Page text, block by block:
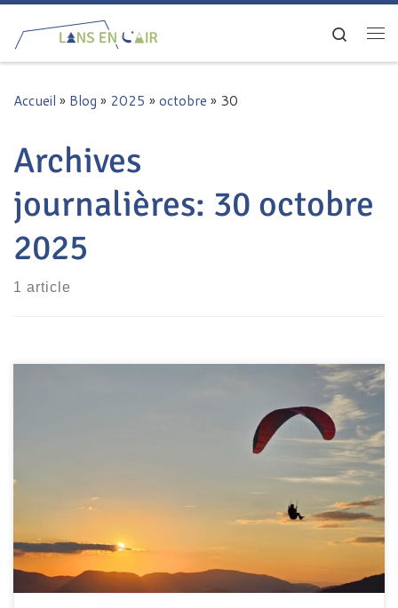
Passer au contenu Search
Accueil » Blog » 2025 »octobre » 30
Archives
journalières: 30 octobre
2025
1 article
Ce vendredi 10 octobre, un groupe de pilotes motivés se
retrouve à Caterpillar pour la traditionnelle migration vers
le sud automnale. Deux navettes pleines jusqu’au plafond
s’élancent en même temps, direction Saint André les
Alpes. Après un café-croissant à Laragne-Montéglin,
direction Digne-les-bains pour un pique-nique « aux
antennes » et un premier […]